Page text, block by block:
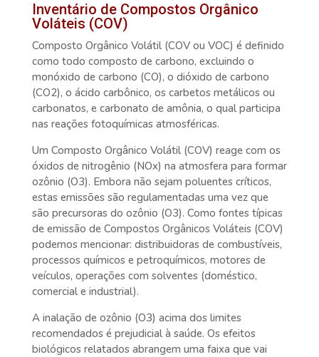
Inventário de Compostos Orgânico
Voláteis (COV)
Composto Orgânico Volátil (COV ou VOC) é definido
como todo composto de carbono, excluindo o
monóxido de carbono (CO), o dióxido de carbono
(CO2), o ácido carbônico, os carbetos metálicos ou
carbonatos, e carbonato de amônia, o qual participa
nas reações fotoquímicas atmosféricas.
Um Composto Orgânico Volátil (COV) reage com os
óxidos de nitrogênio (NOx) na atmosfera para formar
ozônio (O3). Embora não sejam poluentes críticos,
estas emissões são regulamentadas uma vez que
são precursoras do ozônio (O3). Como fontes típicas
de emissão de Compostos Orgânicos Voláteis (COV)
podemos mencionar: distribuidoras de combustíveis,
processos químicos e petroquímicos, motores de
veículos, operações com solventes (doméstico,
comercial e industrial).
A inalação de ozônio (O3) acima dos limites
recomendados é prejudicial à saúde. Os efeitos
biológicos relatados abrangem uma faixa que vai